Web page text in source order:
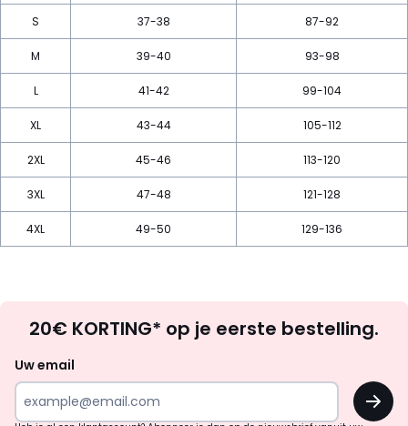
S 37-38 87-92
M 39-40 93-98
L 41-42 99-104
XL 43-44 105-112
2XL 45-46 113-120
3XL 47-48 121-128
4XL 49-50 129-136
zoek
inspiratie
20€ KORTING* op je eerste bestelling.
Uw email
OK